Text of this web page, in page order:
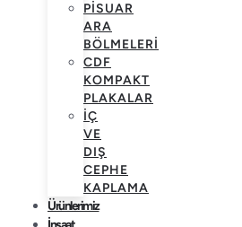
PISUAR
ARA
BÖLMELERI
CDF
KOMPAKT
PLAKALAR
İÇ
VE
DIŞ
CEPHE
KAPLAMA
Ürünlerimiz